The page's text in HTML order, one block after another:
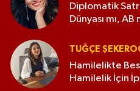
Diplomatik
Dünyası mı, AB
TUĞÇE
Hamilelikte
Hamilelik İçin